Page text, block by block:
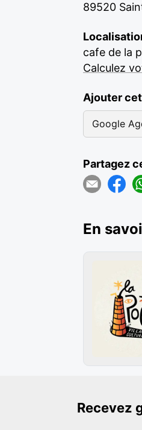
89520
cafe de la
Calculez
Ajouter
Google
Partagez
En
Recevez